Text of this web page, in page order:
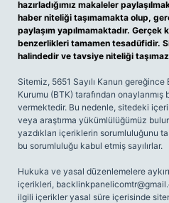
hazırladığımız makaleler
haber niteliği taşımamakta olup,
paylaşım yapılmamaktadır. Gerçek
benzerlikleri tamamen tesadüfidir.
halindedir ve tavsiye niteliği
Sitemiz, 5651 Sayılı Kanun
Kurumu (BTK) tarafından onaylanmış
vermektedir. Bu nedenle, sitedeki
veya araştırma yükümlülüğümüz
yazdıkları içeriklerin sorumluluğunu
bu sorumluluğu kabul etmiş sayılırlar.
Hukuka ve yasal düzenlemelere
içerikleri,
ilgili içerikler yasal süre içerisinde